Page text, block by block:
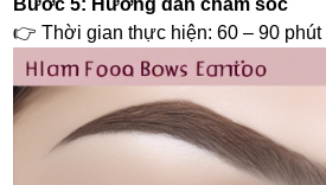
👉 Thời gian thực hiện: 60 – 90 phút